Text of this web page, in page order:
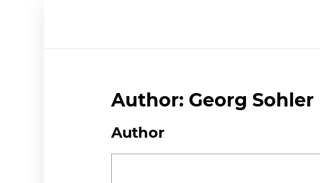
Author: Georg Sohler
Author